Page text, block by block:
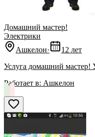
Домашний мастер!
Электрики
Ашкелон·
12 лет
Услуга домашний мастер!
Работает в: Ашкелон